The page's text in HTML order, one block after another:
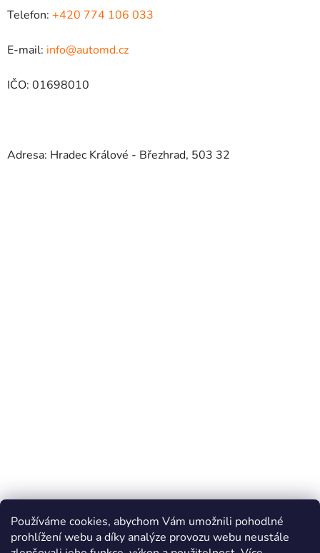
Používáme cookies, abychom Vám umožnili pohodlné
prohlížení webu a díky analýze provozu webu neustále
Telefon: +420 774 106 033
E-mail: info@automd.cz
IČO: 01698010
Adresa: Hradec Králové - Březhrad, 503 32